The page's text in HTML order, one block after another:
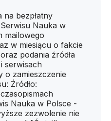
na bezpłatny
Nauka w
mailowego
w miesiącu o fakcie
podania źródła
serwisach
o zamieszczenie
Źródło:
Nauka w Polsce -
zezwolenie nie